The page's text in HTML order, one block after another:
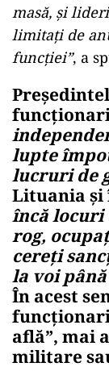
masă, şi
limitaţi de
funcţiei”, a
lupte
lucruri de
Lituania şi
încă locuri
rog,
cereţi
la voi până
În acest
află”, mai
militare